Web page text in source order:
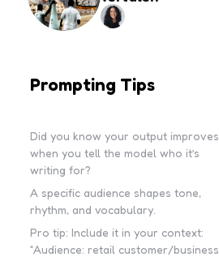
Prompting Tips
Did you know your output improves
when you tell the model who it’s
writing for?
A specific audience shapes tone,
rhythm, and vocabulary.
Pro tip: Include it in your context:
“Audience: retail customer/business